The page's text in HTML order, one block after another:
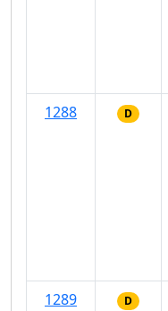
1288
D
1289
D